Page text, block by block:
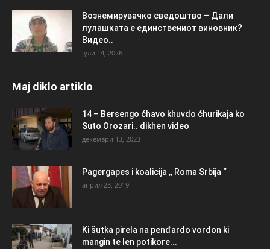
Вознемирувачко сведоштво – Дали
лулашката е единствениот виновник?
Видео..
јули 14, 2026
Maj diklo artiklo
14 – Bersengo ćhavo khuvdo ćhurikaja ko
Suto Orozari.. dikhen video
декември 13, 2023
Pagergapes i koalicija ,, Roma Srbija “
април 23, 2019
Ki šutka pirela na penđardo vordon ki
mangin te len potikore...